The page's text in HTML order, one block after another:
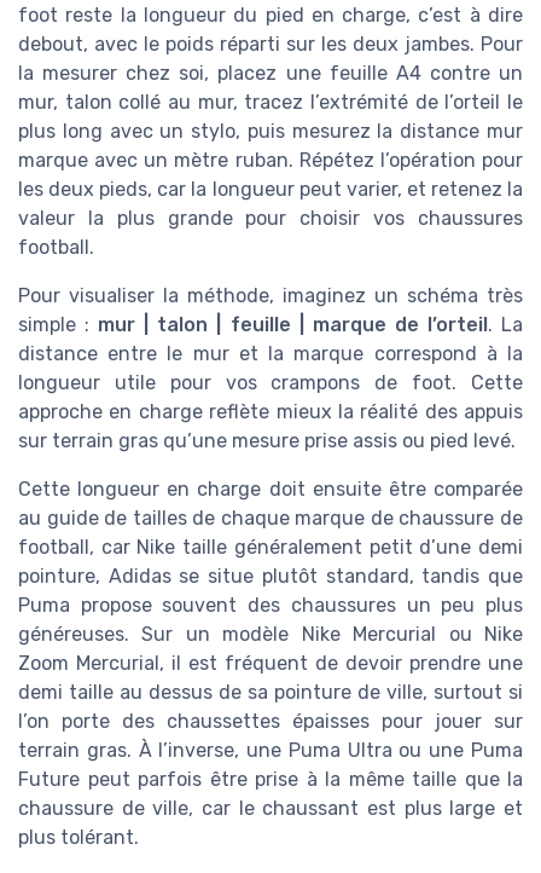
foot reste la longueur du pied en charge, c’est à dire
debout, avec le poids réparti sur les deux jambes. Pour
la mesurer chez soi, placez une feuille A4 contre un
mur, talon collé au mur, tracez l’extrémité de l’orteil le
plus long avec un stylo, puis mesurez la distance mur
marque avec un mètre ruban. Répétez l’opération pour
les deux pieds, car la longueur peut varier, et retenez la
valeur la plus grande pour choisir vos chaussures
football.
Pour visualiser la méthode, imaginez un schéma très
simple : mur | talon | feuille | marque de l’orteil . La
distance entre le mur et la marque correspond à la
longueur utile pour vos crampons de foot. Cette
approche en charge reflète mieux la réalité des appuis
sur terrain gras qu’une mesure prise assis ou pied levé.
Cette longueur en charge doit ensuite être comparée
au guide de tailles de chaque marque de chaussure de
football, car Nike taille généralement petit d’une demi
pointure, Adidas se situe plutôt standard, tandis que
Puma propose souvent des chaussures un peu plus
généreuses. Sur un modèle Nike Mercurial ou Nike
Zoom Mercurial, il est fréquent de devoir prendre une
demi taille au dessus de sa pointure de ville, surtout si
l’on porte des chaussettes épaisses pour jouer sur
terrain gras. À l’inverse, une Puma Ultra ou une Puma
Future peut parfois être prise à la même taille que la
chaussure de ville, car le chaussant est plus large et
plus tolérant.